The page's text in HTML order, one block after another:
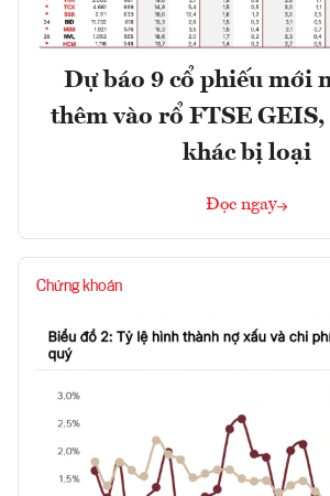
Dự báo 9 cổ phiếu mới
thêm vào rổ FTSE GEIS,
khác bị loại
Đọc ngay
Chứng khoán